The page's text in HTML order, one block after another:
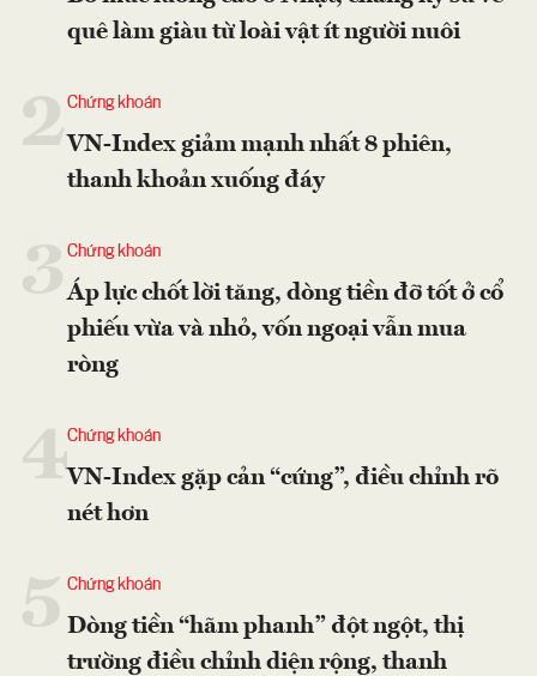
quê làm giàu từ loài vật ít người nuôi
2Chứng khoán
VN-Index giảm mạnh nhất 8 phiên,
thanh khoản xuống đáy
Chứng khoán
Áp lực chốt lời tăng, dòng tiền đỡ tốt ở cổ
phiếu vừa và nhỏ, vốn ngoại vẫn mua
ròng
4Chứng khoán
VN-Index gặp cản “cứng”, điều chỉnh rõ
nét hơn
Chứng khoán
Dòng tiền “hãm phanh” đột ngột, thị
trường điều chỉnh diện rộng, thanh